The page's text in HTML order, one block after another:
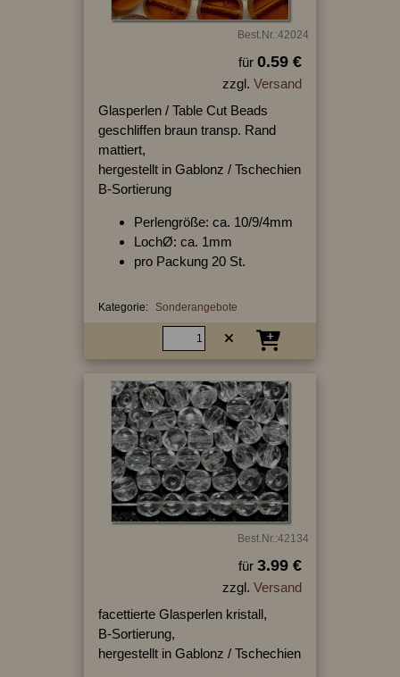
Best.Nr.:42024
für 0.59 €
zzgl. Versand
Glasperlen / Table Cut Beads
geschliffen braun transp. Rand
mattiert,
hergestellt in Gablonz / Tschechien
B-Sortierung
Perlengröße: ca. 10/9/4mm
LochØ: ca. 1mm
pro Packung 20 St.
Kategorie: Sonderangebote
Best.Nr.:42134
für 3.99 €
zzgl. Versand
facettierte Glasperlen kristall,
B-Sortierung,
hergestellt in Gablonz / Tschechien